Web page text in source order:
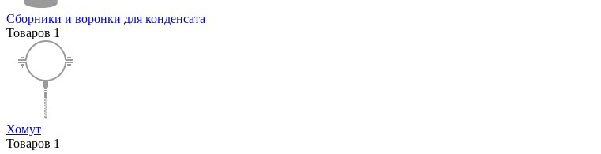
Сборники и воронки для конденсата
Товаров 1
Хомут
Товаров 1